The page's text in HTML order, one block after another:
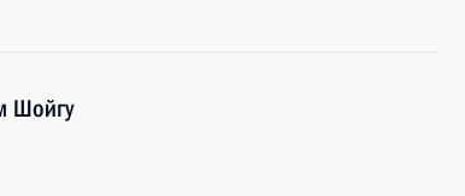
Шойгу